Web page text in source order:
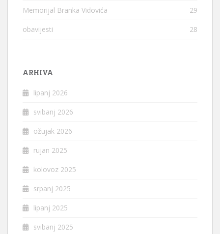
Memorijal Branka Vidovića 29
obavijesti 28
ARHIVA
lipanj 2026
svibanj 2026
ožujak 2026
rujan 2025
kolovoz 2025
srpanj 2025
lipanj 2025
svibanj 2025